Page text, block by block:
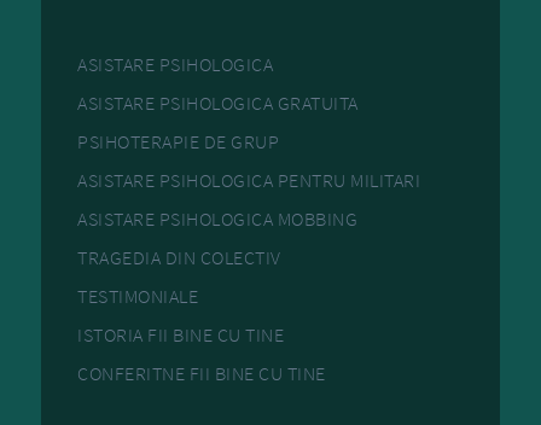
ASISTARE PSIHOLOGICA
ASISTARE PSIHOLOGICA GRATUITA
PSIHOTERAPIE DE GRUP
ASISTARE PSIHOLOGICA PENTRU MILITARI
ASISTARE PSIHOLOGICA MOBBING
TRAGEDIA DIN COLECTIV
TESTIMONIALE
ISTORIA FII BINE CU TINE
CONFERITNE FII BINE CU TINE